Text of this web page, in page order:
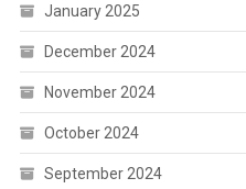
January 2025
December 2024
November 2024
October 2024
September 2024